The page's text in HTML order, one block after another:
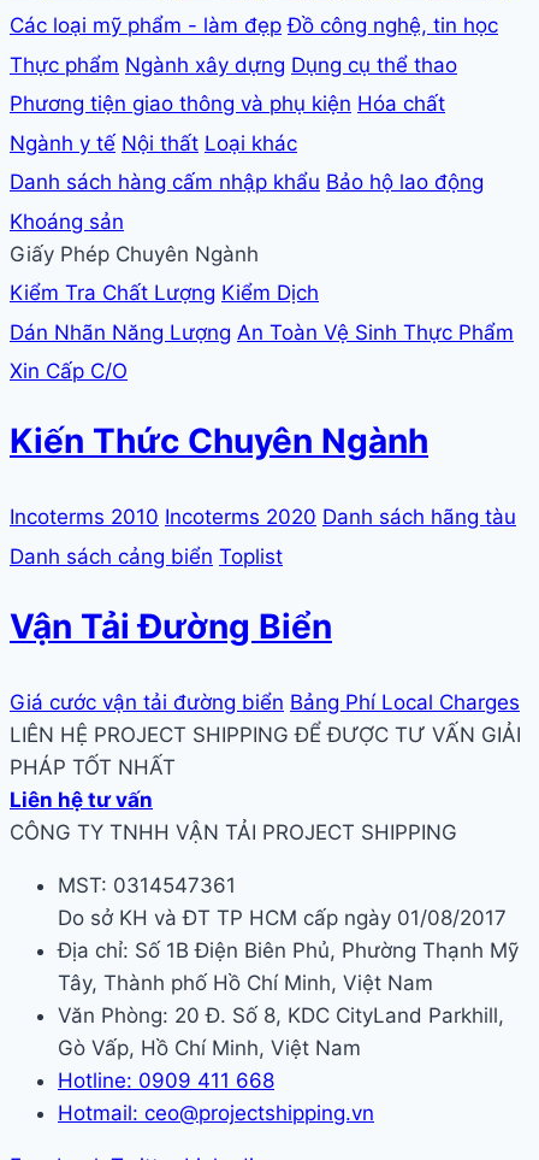
Các loại mỹ phẩm - làm đẹp Đồ công nghệ, tin học
Thực phẩm Ngành xây dựng Dụng cụ thể thao
Phương tiện giao thông và phụ kiện Hóa chất
Ngành y tế Nội thất Loại khác
Danh sách hàng cấm nhập khẩu Bảo hộ lao động
Khoáng sản
Giấy Phép Chuyên Ngành
Kiểm Tra Chất Lượng Kiểm Dịch
Dán Nhãn Năng Lượng An Toàn Vệ Sinh Thực Phẩm
Xin Cấp C/O
Kiến Thức Chuyên Ngành
Incoterms 2010 Incoterms 2020 Danh sách hãng tàu
Danh sách cảng biển Toplist
Vận Tải Đường Biển
Giá cước vận tải đường biển Bảng Phí Local Charges
LIÊN HỆ PROJECT SHIPPING ĐỂ ĐƯỢC TƯ VẤN GIẢI
PHÁP TỐT NHẤT
Liên hệ tư vấn
CÔNG TY TNHH VẬN TẢI PROJECT SHIPPING
MST: 0314547361
Do sở KH và ĐT TP HCM cấp ngày 01/08/2017
Địa chỉ: Số 1B Điện Biên Phủ, Phường Thạnh Mỹ
Tây, Thành phố Hồ Chí Minh, Việt Nam
Văn Phòng: 20 Đ. Số 8, KDC CityLand Parkhill,
Gò Vấp, Hồ Chí Minh, Việt Nam
Hotline: 0909 411 668
Hotmail: ceo@projectshipping.vn